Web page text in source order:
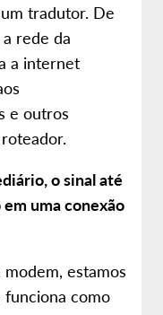
tradutor. De
rede da
a internet
e outros
o sinal até
uma conexão
estamos
como